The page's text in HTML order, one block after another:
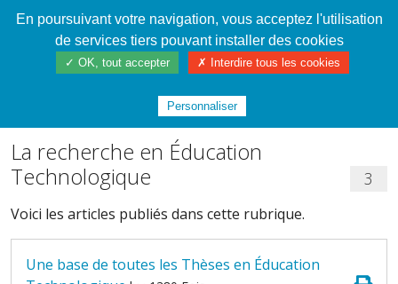
Cahier de textes patrickRICHARD
/La Technologie partagée ! de 1997 à
La recherche en Éducation
Technologique
3
Voici les articles publiés dans cette rubrique.
Une base de toutes les Thèses en Éducation
En poursuivant votre navigation, vous acceptez l'utilisation
de services tiers pouvant installer des cookies
✓ OK, tout accepter ✗ Interdire tous les cookies
Personnaliser